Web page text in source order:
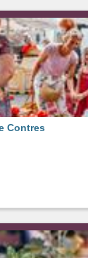
Contres